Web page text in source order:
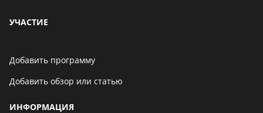
УЧАСТИЕ
Добавить программу
Добавить обзор или статью
ИНФОРМАЦИЯ